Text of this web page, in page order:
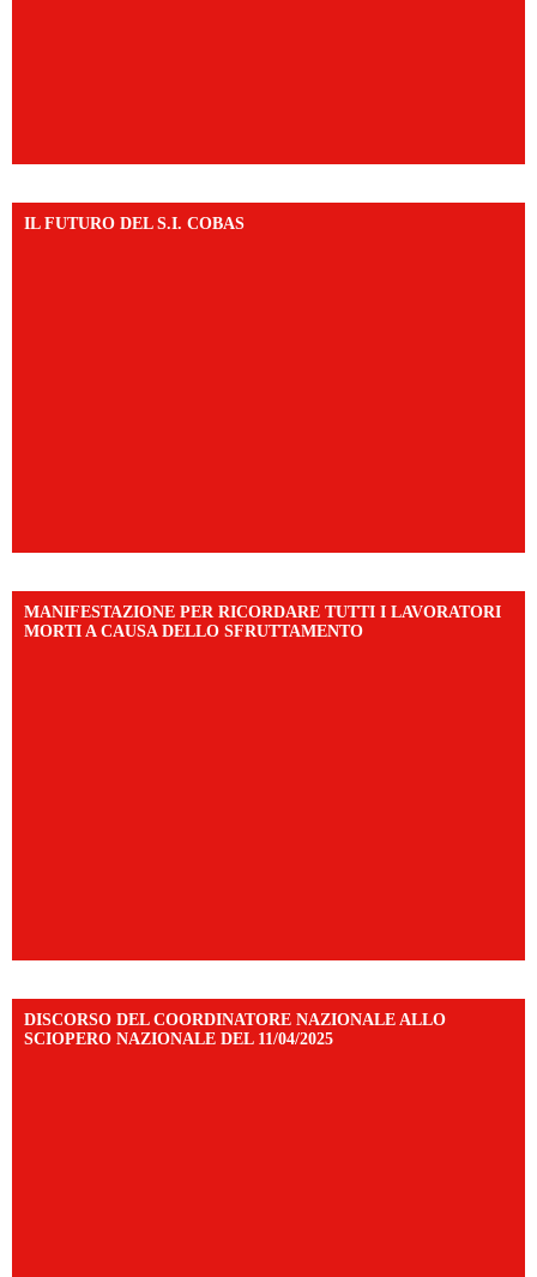
IL FUTURO DEL S.I. COBAS
MANIFESTAZIONE PER RICORDARE TUTTI I LAVORATORI
MORTI A CAUSA DELLO SFRUTTAMENTO
DISCORSO DEL COORDINATORE NAZIONALE ALLO
SCIOPERO NAZIONALE DEL 11/04/2025